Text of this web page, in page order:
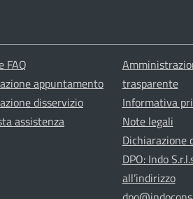
FAQ
appuntamento
disservizio
assistenza
trasparente
Informativa
Note legali
Dichiarazione
DPO: Indo
all’indirizzo